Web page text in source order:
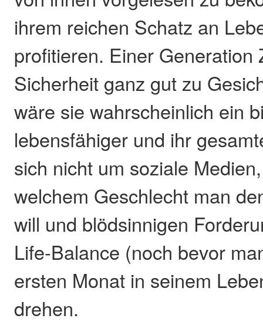
ihrem reichen Schatz an
profitieren. Einer Generation
Sicherheit ganz gut zu
wäre sie wahrscheinlich ein
lebensfähiger und ihr
sich nicht um soziale
welchem Geschlecht man
will und blödsinnigen
Life-Balance (noch bevor
ersten Monat in seinem
drehen.